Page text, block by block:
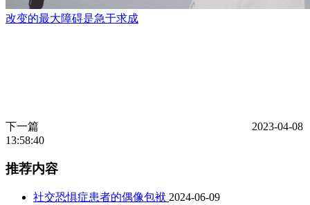
改变的最大障碍是急于求成
下一篇
2023-04-08
13:58:40
推荐内容
社交恐惧症患者的偶像包袱 2024-06-09